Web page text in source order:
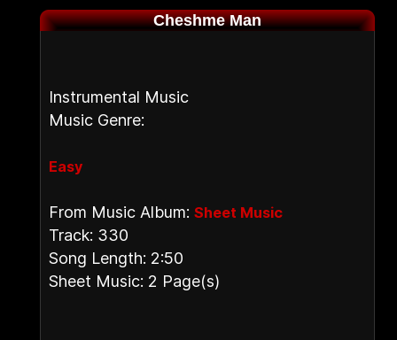
Cheshme Man
Instrumental Music
Music Genre:
Easy
From Music Album: Sheet Music
Track: 330
Song Length: 2:50
Sheet Music: 2 Page(s)